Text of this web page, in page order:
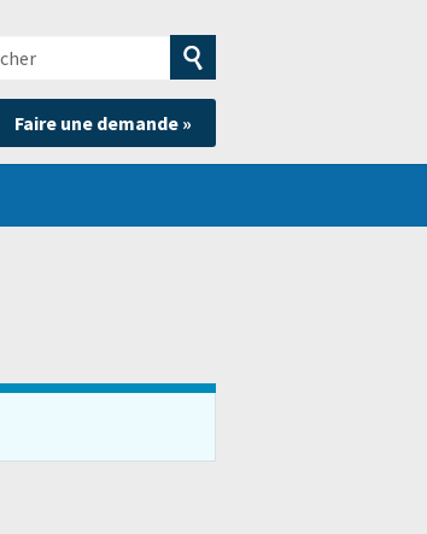
Soumettre
la
recherche
Faire une demande »